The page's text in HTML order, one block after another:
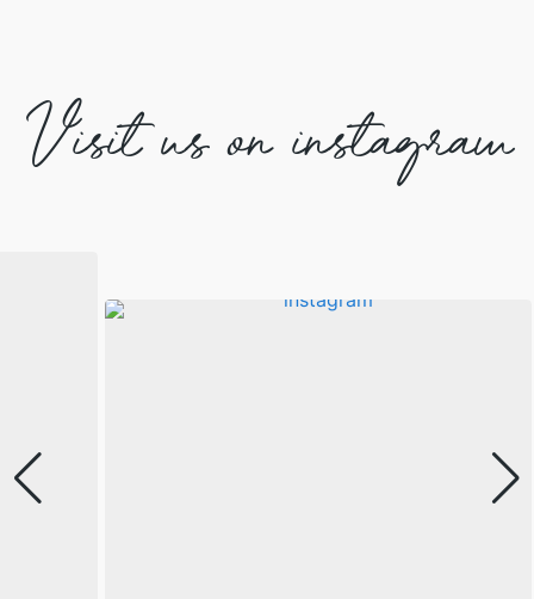
Visit us on instagram